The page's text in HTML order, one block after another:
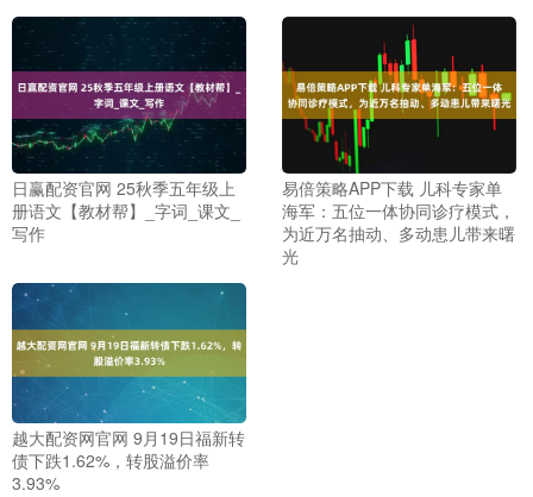
日赢配资官网 25秋季五年级上
册语文【教材帮】_字词_课文_
写作
易倍策略APP下载 儿科专家单
海军：五位一体协同诊疗模式，
为近万名抽动、多动患儿带来曙
光
越大配资网官网 9月19日福新转
债下跌1.62%，转股溢价率
3.93%